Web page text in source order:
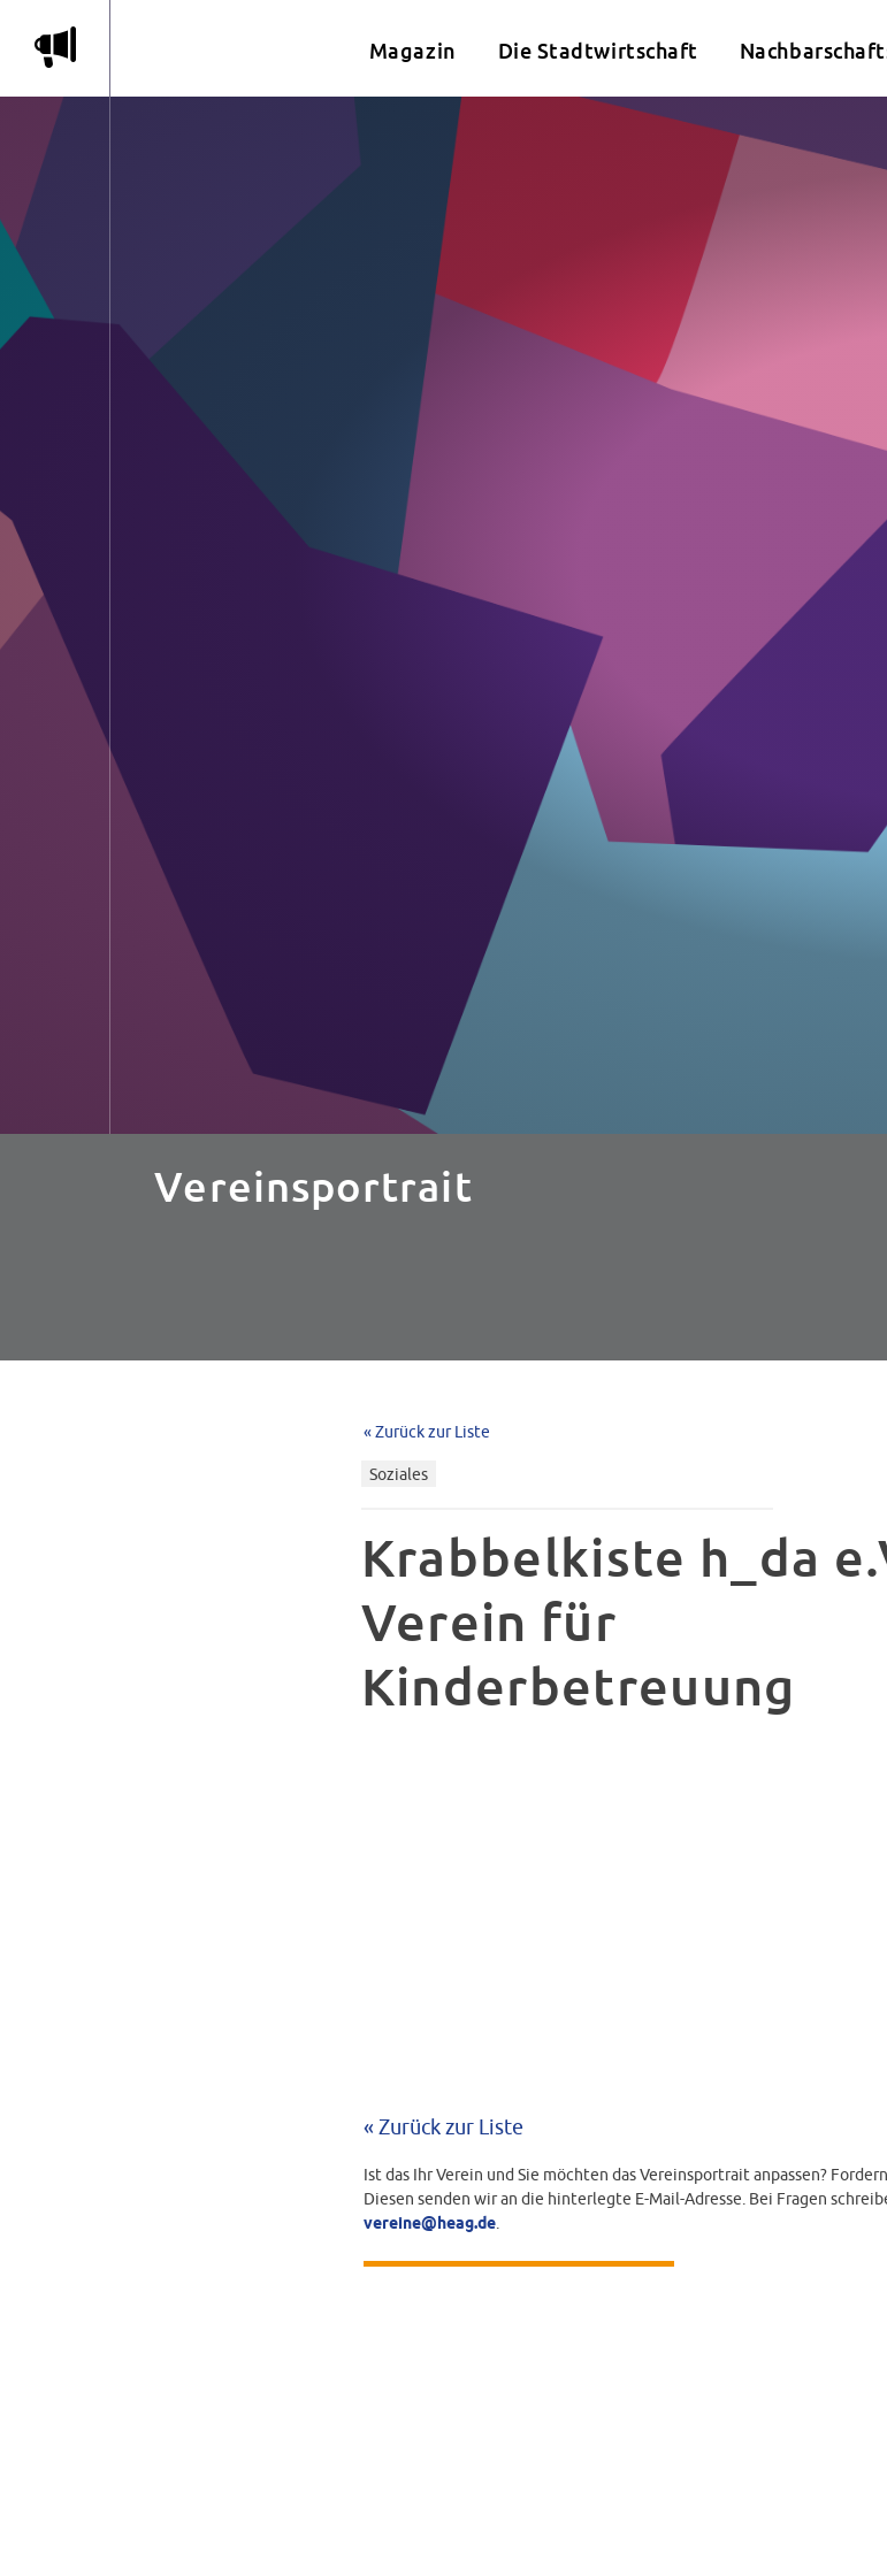
m Magazin Die Stadtwirtschaft
Vereinsportrait
« Zurück zur Liste
Soziales
Krabbelkiste h_da
Verein für
Kinderbetreuung
« Zurück zur Liste
Ist das Ihr Verein und Sie möchten das Vereinsportrait anpassen?
Diesen senden wir an die hinterlegte E-Mail-Adresse. Bei Fragen
vereine@heag.de.